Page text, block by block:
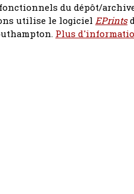
du dépôt/
utilise le logiciel EPrints
Plus